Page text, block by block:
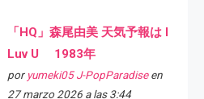
「HQ」森尾由美 天気予報は I
Luv U 1983年
por yumeki05 J-PopParadiseen
27 marzo 2026 a las 3:44